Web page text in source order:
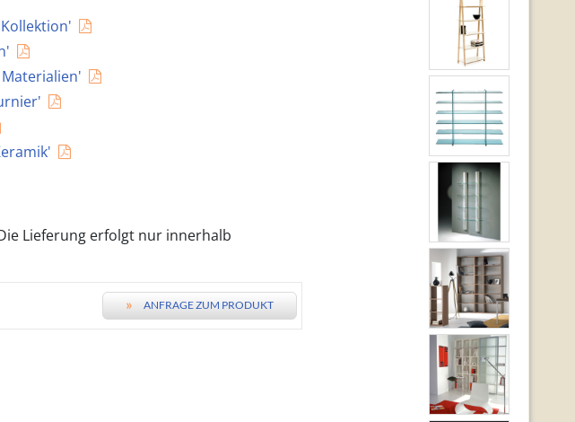
Lieferung erfolgt nur innerhalb
» ANFRAGE ZUM PRODUKT